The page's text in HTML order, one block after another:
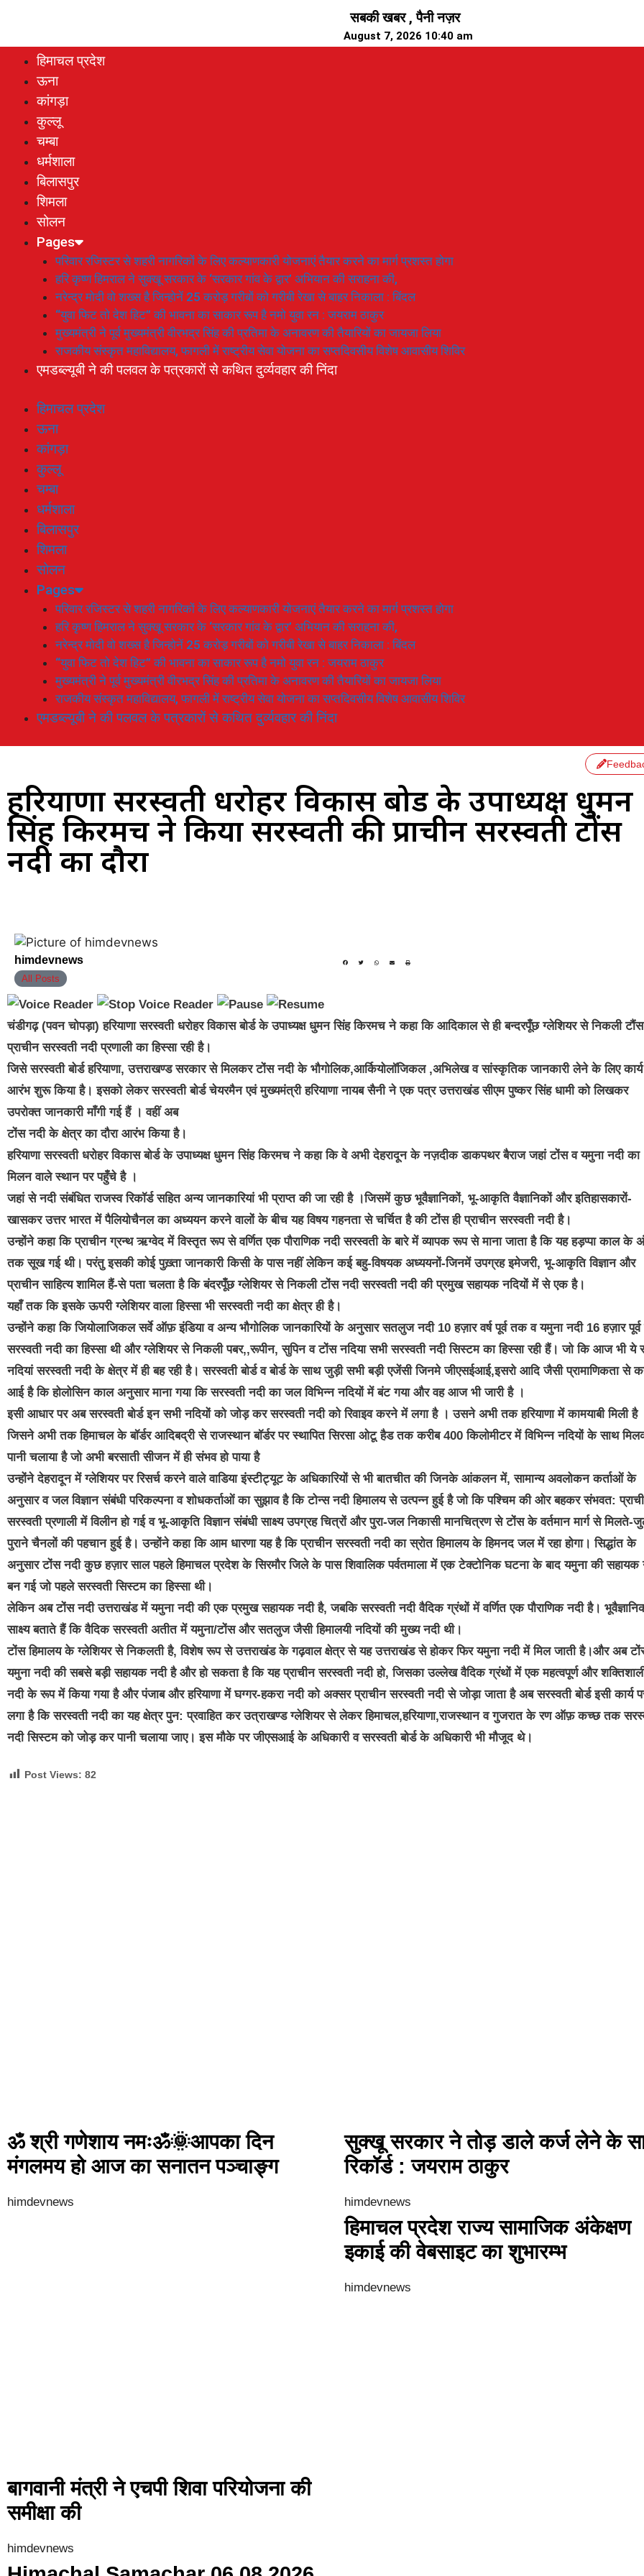
सबकी खबर , पैनी नज़र
August 7, 2026 10:40 am
हिमाचल प्रदेश
ऊना
कांगड़ा
कुल्लू
चम्बा
धर्मशाला
बिलासपुर
शिमला
सोलन
Pages
परिवार रजिस्टर से शहरी नागरिकों के लिए कल्याणकारी योजनाएं तैयार करने का मार्ग प्रशस्त होगा
हरि कृष्ण हिमराल ने सुक्खू सरकार के ‘सरकार गांव के द्वार’ अभियान की सराहना की,
नरेन्द्र मोदी वो शख्स है जिन्होनें 25 करोड़ गरीबों को गरीबी रेखा से बाहर निकाला : बिंदल
“युवा फिट तो देश हिट” की भावना का साकार रूप है नमो युवा रन : जयराम ठाकुर
मुख्यमंत्री ने पूर्व मुख्यमंत्री वीरभद्र सिंह की प्रतिमा के अनावरण की तैयारियों का जायजा लिया
राजकीय संस्कृत महाविद्यालय, फागली में राष्ट्रीय सेवा योजना का सप्तदिवसीय विशेष आवासीय शिविर
एमडब्ल्यूबी ने की पलवल के पत्रकारों से कथित दुर्व्यवहार की निंदा
हिमाचल प्रदेश
ऊना
कांगड़ा
कुल्लू
चम्बा
धर्मशाला
बिलासपुर
शिमला
सोलन
Pages
परिवार रजिस्टर से शहरी नागरिकों के लिए कल्याणकारी योजनाएं तैयार करने का मार्ग प्रशस्त होगा
हरि कृष्ण हिमराल ने सुक्खू सरकार के ‘सरकार गांव के द्वार’ अभियान की सराहना की,
नरेन्द्र मोदी वो शख्स है जिन्होनें 25 करोड़ गरीबों को गरीबी रेखा से बाहर निकाला : बिंदल
“युवा फिट तो देश हिट” की भावना का साकार रूप है नमो युवा रन : जयराम ठाकुर
मुख्यमंत्री ने पूर्व मुख्यमंत्री वीरभद्र सिंह की प्रतिमा के अनावरण की तैयारियों का जायजा लिया
राजकीय संस्कृत महाविद्यालय, फागली में राष्ट्रीय सेवा योजना का सप्तदिवसीय विशेष आवासीय शिविर
एमडब्ल्यूबी ने की पलवल के पत्रकारों से कथित दुर्व्यवहार की निंदा
हरियाणा सरस्वती धरोहर विकास बोर्ड के उपाध्यक्ष धुमन
सिंह किरमच ने किया सरस्वती की प्राचीन सरस्वती टोंस
नदी का दौरा
himdevnews
All Posts
चंडीगढ़ (पवन चोपड़ा) हरियाणा सरस्वती धरोहर विकास बोर्ड के उपाध्यक्ष धुमन सिंह किरमच ने कहा कि आदिकाल से ही बन्दरपूँछ ग्लेशियर से निकली
प्राचीन सरस्वती नदी प्रणाली का हिस्सा रही है।
जिसे सरस्वती बोर्ड हरियाणा, उत्तराखण्ड सरकार से मिलकर टोंस नदी के भौगोलिक,आर्कियोलॉजिकल ,अभिलेख व सांस्कृतिक जानकारी लेने के लिए कार्य
आरंभ शुरू किया है। इसको लेकर सरस्वती बोर्ड चेयरमैन एवं मुख्यमंत्री हरियाणा नायब सैनी ने एक पत्र उत्तराखंड सीएम पुष्कर सिंह धामी को लिखकर
उपरोक्त जानकारी माँगी गई हैं । वहीं अब
टोंस नदी के क्षेत्र का दौरा आरंभ किया है।
हरियाणा सरस्वती धरोहर विकास बोर्ड के उपाध्यक्ष धुमन सिंह किरमच ने कहा कि वे अभी देहरादून के नज़दीक डाकपथर बैराज जहां टोंस व यमुना नदी का
मिलन वाले स्थान पर पहुँचे है ।
जहां से नदी संबंधित राजस्व रिकॉर्ड सहित अन्य जानकारियां भी प्राप्त की जा रही है ।जिसमें कुछ भूवैज्ञानिकों, भू-आकृति वैज्ञानिकों और इतिहासकारों-
खासकर उत्तर भारत में पैलियोचैनल का अध्ययन करने वालों के बीच यह विषय गहनता से चर्चित है की टोंस ही प्राचीन सरस्वती नदी है।
उन्होंने कहा कि प्राचीन ग्रन्थ ऋग्वेद में विस्तृत रूप से वर्णित एक पौराणिक नदी सरस्वती के बारे में व्यापक रूप से माना जाता है कि यह हड़प्पा काल के
तक सूख गई थी। परंतु इसकी कोई पुख़्ता जानकारी किसी के पास नहीं लेकिन कई बहु-विषयक अध्ययनों-जिनमें उपग्रह इमेजरी, भू-आकृति विज्ञान और
प्राचीन साहित्य शामिल हैं-से पता चलता है कि बंदरपूँछ ग्लेशियर से निकली टोंस नदी सरस्वती नदी की प्रमुख सहायक नदियों में से एक है।
यहाँ तक कि इसके ऊपरी ग्लेशियर वाला हिस्सा भी सरस्वती नदी का क्षेत्र ही है।
उन्होंने कहा कि जियोलाजिकल सर्वे ऑफ़ इंडिया व अन्य भौगोलिक जानकारियों के अनुसार सतलुज नदी 10 हज़ार वर्ष पूर्व तक व यमुना नदी 16 हज़ार
सरस्वती नदी का हिस्सा थी और ग्लेशियर से निकली पबर,,रूपीन, सुपिन व टोंस नदिया सभी सरस्वती नदी सिस्टम का हिस्सा रही हैं। जो कि आज भी ये
नदियां सरस्वती नदी के क्षेत्र में ही बह रही है। सरस्वती बोर्ड व बोर्ड के साथ जुड़ी सभी बड़ी एजेंसी जिनमे जीएसईआई,इसरो आदि जैसी प्रामाणिकता से
आई है कि होलोसिन काल अनुसार माना गया कि सरस्वती नदी का जल विभिन्न नदियों में बंट गया और वह आज भी जारी है ।
इसी आधार पर अब सरस्वती बोर्ड इन सभी नदियों को जोड़ कर सरस्वती नदी को रिवाइव करने में लगा है । उसने अभी तक हरियाणा में कामयाबी मिली है
जिसने अभी तक हिमाचल के बॉर्डर आदिबद्री से राजस्थान बॉर्डर पर स्थापित सिरसा ओटू हैड तक करीब 400 किलोमीटर में विभिन्न नदियों के साथ
पानी चलाया है जो अभी बरसाती सीजन में ही संभव हो पाया है
उन्होंने देहरादून में ग्लेशियर पर रिसर्च करने वाले वाडिया इंस्टीट्यूट के अधिकारियों से भी बातचीत की जिनके आंकलन में, सामान्य अवलोकन कर्ताओं के
अनुसार व जल विज्ञान संबंधी परिकल्पना व शोधकर्ताओं का सुझाव है कि टोन्स नदी हिमालय से उत्पन्न हुई है जो कि पश्चिम की ओर बहकर संभवत:
सरस्वती प्रणाली में विलीन हो गई व भू-आकृति विज्ञान संबंधी साक्ष्य उपग्रह चित्रों और पुरा-जल निकासी मानचित्रण से टोंस के वर्तमान मार्ग से मिलते-
पुराने चैनलों की पहचान हुई है। उन्होंने कहा कि आम धारणा यह है कि प्राचीन सरस्वती नदी का स्रोत हिमालय के हिमनद जल में रहा होगा। सिद्धांत के
अनुसार टोंस नदी कुछ हज़ार साल पहले हिमाचल प्रदेश के सिरमौर जिले के पास शिवालिक पर्वतमाला में एक टेक्टोनिक घटना के बाद यमुना की सहायक
बन गई जो पहले सरस्वती सिस्टम का हिस्सा थी।
लेकिन अब टोंस नदी उत्तराखंड में यमुना नदी की एक प्रमुख सहायक नदी है, जबकि सरस्वती नदी वैदिक ग्रंथों में वर्णित एक पौराणिक नदी है।
साक्ष्य बताते हैं कि वैदिक सरस्वती अतीत में यमुना/टोंस और सतलुज जैसी हिमालयी नदियों की मुख्य नदी थी।
टोंस हिमालय के ग्लेशियर से निकलती है, विशेष रूप से उत्तराखंड के गढ़वाल क्षेत्र से यह उत्तराखंड से होकर फिर यमुना नदी में मिल जाती है।और अब
यमुना नदी की सबसे बड़ी सहायक नदी है और हो सकता है कि यह प्राचीन सरस्वती नदी हो, जिसका उल्लेख वैदिक ग्रंथों में एक महत्वपूर्ण और
नदी के रूप में किया गया है और पंजाब और हरियाणा में घग्गर-हकरा नदी को अक्सर प्राचीन सरस्वती नदी से जोड़ा जाता है अब सरस्वती बोर्ड इसी कार्य
लगा है कि सरस्वती नदी का यह क्षेत्र पुन: प्रवाहित कर उत्राखण्ड ग्लेशियर से लेकर हिमाचल,हरियाणा,राजस्थान व गुजरात के रण ऑफ़ कच्छ तक
नदी सिस्टम को जोड़ कर पानी चलाया जाए। इस मौके पर जीएसआई के अधिकारी व सरस्वती बोर्ड के अधिकारी भी मौजूद थे।
Post Views: 82
ॐ श्री गणेशाय नमःॐ🌞आपका दिन
मंगलमय हो आज का सनातन पञ्चाङ्ग
himdevnews
सुक्खू सरकार ने तोड़ डाले कर्ज लेने के
रिकॉर्ड : जयराम ठाकुर
himdevnews
बागवानी मंत्री ने एचपी शिवा परियोजना की
समीक्षा की
himdevnews
हिमाचल प्रदेश राज्य सामाजिक अंकेक्षण
इकाई की वेबसाइट का शुभारम्भ
himdevnews